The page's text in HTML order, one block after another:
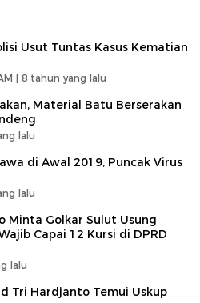
Usut Tuntas Kasus Kematian
| 8 tahun yang lalu
Material Batu Berserakan
lalu
di Awal 2019, Puncak Virus
lalu
Minta Golkar Sulut Usung
Capai 12 Kursi di DPRD
lalu
Tri Hardjanto Temui Uskup